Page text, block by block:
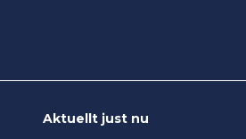
Aktuellt just nu